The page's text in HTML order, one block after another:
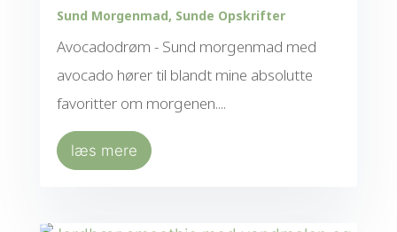
Sund Morgenmad, Sunde Opskrifter
Avocadodrøm - Sund morgenmad med
avocado hører til blandt mine absolutte
favoritter om morgenen....
læs mere